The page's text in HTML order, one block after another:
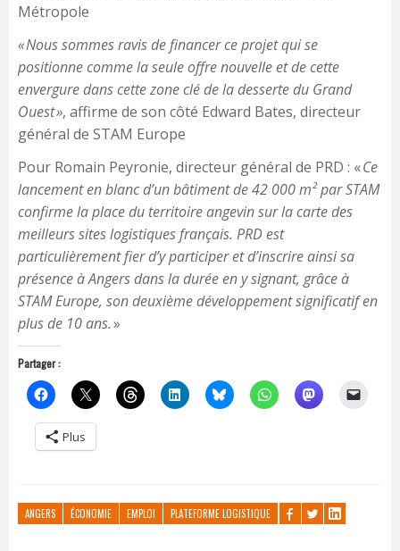
Métropole
« Nous sommes ravis de financer ce projet qui se
positionne comme la seule offre nouvelle et de cette
envergure dans cette zone clé de la desserte du Grand
Ouest », affirme de son côté Edward Bates, directeur
général de STAM Europe
Pour Romain Peyronie, directeur général de PRD : «Ce
lancement en blanc d’un bâtiment de 42 000 m² par STAM
confirme la place du territoire angevin sur la carte des
meilleurs sites logistiques français. PRD est
particulièrement fier d’y participer et d’inscrire ainsi sa
présence à Angers dans la durée en y signant, grâce à
STAM Europe, son deuxième développement significatif en
plus de 10 ans.»
Partager :
Plus
ANGERS ÉCONOMIE EMPLOI PLATEFORME LOGISTIQUE